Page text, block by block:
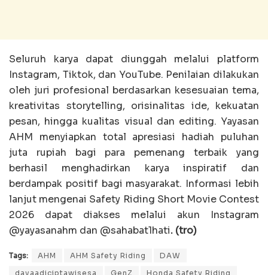
Seluruh karya dapat diunggah melalui platform
Instagram, Tiktok, dan YouTube. Penilaian dilakukan
oleh juri profesional berdasarkan kesesuaian tema,
kreativitas storytelling, orisinalitas ide, kekuatan
pesan, hingga kualitas visual dan editing. Yayasan
AHM menyiapkan total apresiasi hadiah puluhan
juta rupiah bagi para pemenang terbaik yang
berhasil menghadirkan karya inspiratif dan
berdampak positif bagi masyarakat. Informasi lebih
lanjut mengenai Safety Riding Short Movie Contest
2026 dapat diakses melalui akun Instagram
@yayasanahm dan @sahabat1hati. (tro)
Tags: AHM AHM Safety Riding
DAW
dayaadiciptawisesa
GenZ
Honda Safety Riding